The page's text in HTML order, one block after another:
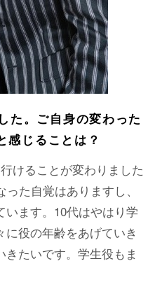
。ご自身の変わった
感じることは？
けることが変わりました
た自覚はありますし、
ます。10代はやはり学
役の年齢をあげていき
たいです。学生役もま